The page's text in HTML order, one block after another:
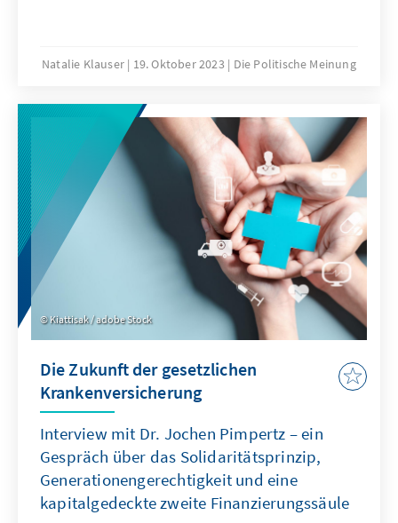
Natalie Klauser 19. Oktober 2023 Die Politische Meinung
Kiattisak / adobe Stock
Die Zukunft der gesetzlichen
Krankenversicherung
Interview mit Dr. Jochen Pimpertz – ein
Gespräch über das Solidaritätsprinzip,
Generationengerechtigkeit und eine
kapitalgedeckte zweite Finanzierungssäule